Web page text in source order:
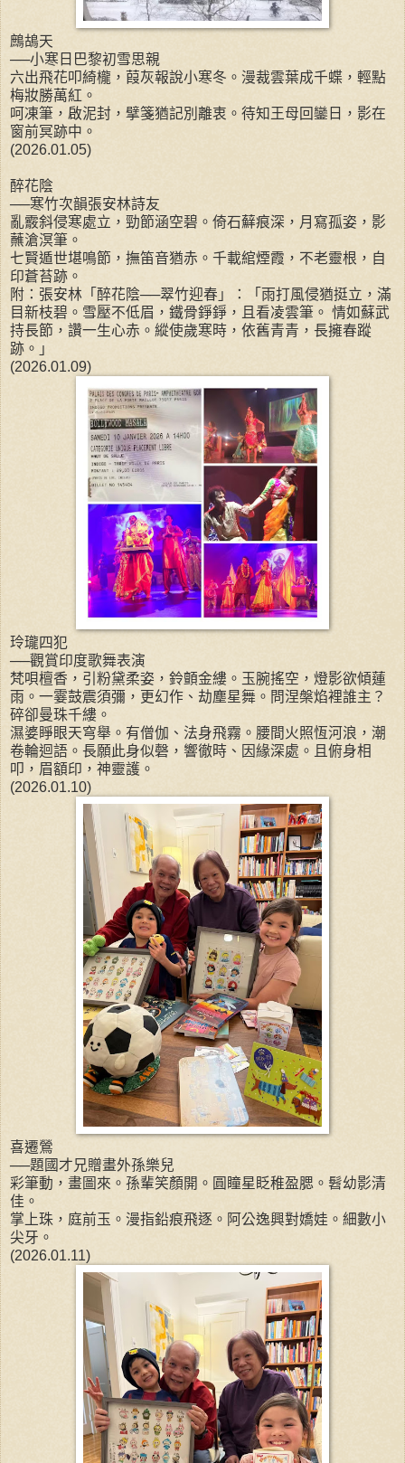
鷓鴣天
──小寒日巴黎初雪思親
六出飛花叩綺櫳，葭灰報說小寒冬。漫裁雲葉成千蝶，輕點
梅妝勝萬紅。
呵凍筆，啟泥封，擘箋猶記別離衷。待知王母回鑾日，影在
窗前冥跡中。
(2026.01.05)
醉花陰
──寒竹次韻張安林詩友
亂霰斜侵寒處立，勁節涵空碧。倚石蘚痕深，月寫孤姿，影
蘸滄溟筆。
七賢遁世堪鳴節，撫笛音猶赤。千載綰煙霞，不老靈根，自
印蒼苔跡。
附：張安林「醉花陰──翠竹迎春」：「雨打風侵猶挺立，滿
目新枝碧。雪壓不低眉，鐵骨錚錚，且看凌雲筆。 情如蘇武
持長節，讚一生心赤。縱使歲寒時，依舊青青，長擁春蹤
跡。」
(2026.01.09)
玲瓏四犯
──觀賞印度歌舞表演
梵唄檀香，引粉黛柔姿，鈴顫金縷。玉腕搖空，燈影欲傾蓮
雨。一霎鼓震須彌，更幻作、劫塵星舞。問涅槃焰裡誰主？
碎卻曼珠千縷。
濕婆睜眼天穹舉。有僧伽、法身飛霧。腰間火照恆河浪，潮
卷輪迴語。長願此身似磬，響徹時、因緣深處。且俯身相
叩，眉額印，神靈護。
(2026.01.10)
喜遷鶯
──題國才兄贈畫外孫樂兒
彩筆動，畫圖來。孫輩笑顏開。圓瞳星眨稚盈腮。髫幼影清
佳。
掌上珠，庭前玉。漫指鉛痕飛逐。阿公逸興對嬌娃。細數小
尖牙。
(2026.01.11)